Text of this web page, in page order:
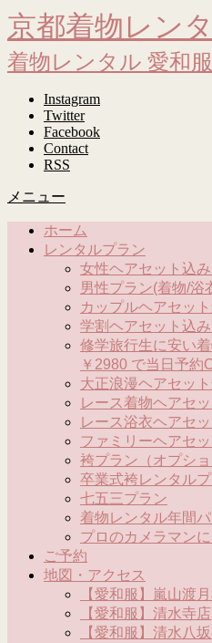
京都着物レン
着物レンタル 愛和服
Instagram
Twitter
Facebook
Contact
RSS
メニュー
ホーム
レンタルプラン
女性ヘアセット込
男性プラン(着物/浴
カップルヘアセッ
学割ヘアセット込
修学旅行生に安い
￥2980 で当日予約
大正浪漫ヘアセッ
レース着物ヘアセ
レース浴衣ヘアセ
ファミリーヘアセ
袴プラン（オプショ
卒業式袴レンタル
七五三プラン
着物レンタル年間
プロのカメラマン
ご予約
地図・アクセス
【愛和服】嵐山渡
【愛和服】清水寺店
【愛和服】清水八